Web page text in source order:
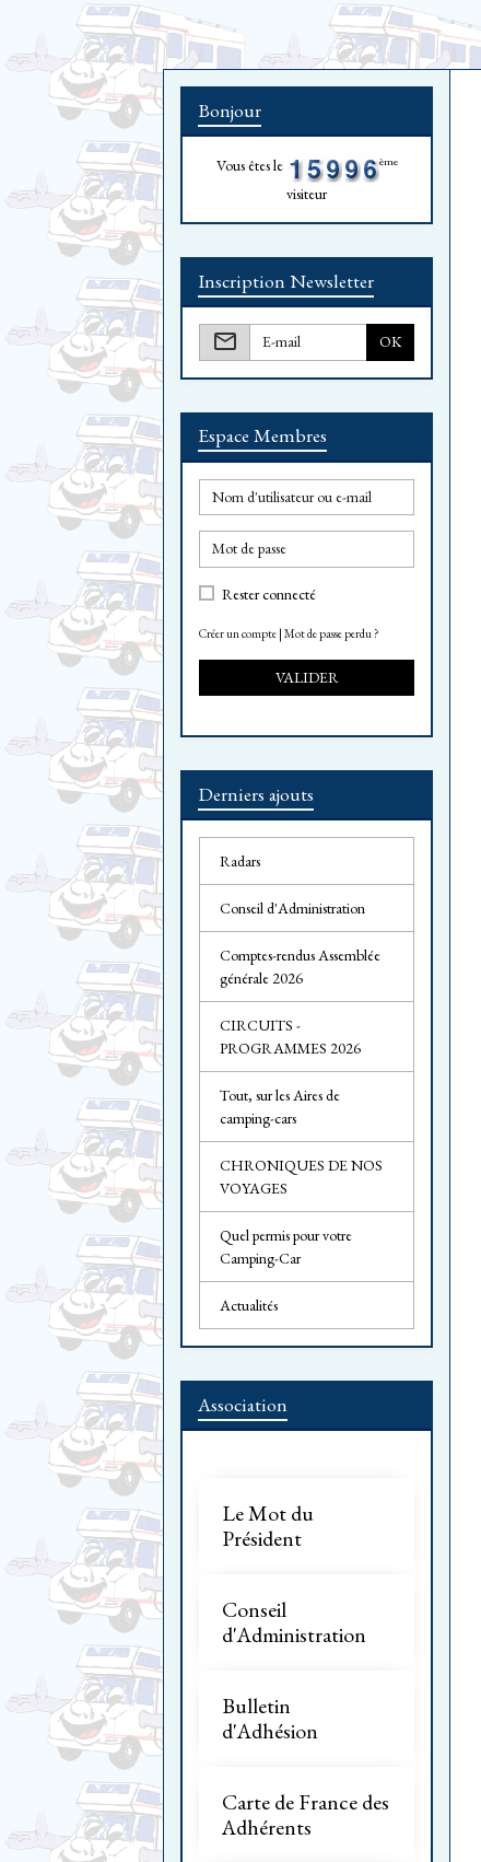
Bonjour
Vous êtes le ème
visiteur
Inscription Newsletter
OK
Espace Membres
Rester connecté
Créer un compte |Mot de passe perdu ?
VALIDER
Derniers ajouts
Radars
Conseil d'Administration
Comptes-rendus Assemblée
générale 2026
CIRCUITS -
PROGRAMMES 2026
Tout, sur les Aires de
camping-cars
CHRONIQUES DE NOS
VOYAGES
Quel permis pour votre
Camping-Car
Actualités
Association
Le Mot du
Président
Conseil
d'Administration
Bulletin
d'Adhésion
Carte de France des
Adhérents